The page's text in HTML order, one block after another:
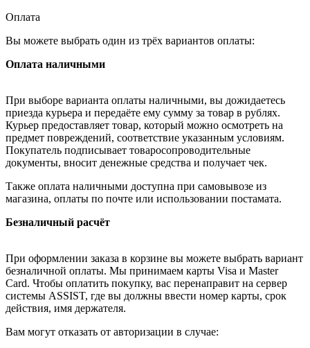
Оплата
Вы можете выбрать один из трёх вариантов оплаты:
Оплата наличными
При выборе варианта оплаты наличными, вы дожидаетесь
приезда курьера и передаёте ему сумму за товар в рублях.
Курьер предоставляет товар, который можно осмотреть на
предмет повреждений, соответствие указанным условиям.
Покупатель подписывает товаросопроводительные
документы, вносит денежные средства и получает чек.
Также оплата наличными доступна при самовывозе из
магазина, оплаты по почте или использовании постамата.
Безналичный расчёт
При оформлении заказа в корзине вы можете выбрать вариант
безналичной оплаты. Мы принимаем карты Visa и Master
Card. Чтобы оплатить покупку, вас перенаправит на сервер
системы ASSIST, где вы должны ввести номер карты, срок
действия, имя держателя.
Вам могут отказать от авторизации в случае: